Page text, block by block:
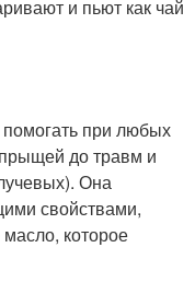
и пьют как чай
при любых
до травм и
Она
свойствами,
которое